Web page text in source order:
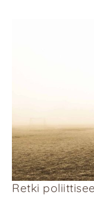
Retki